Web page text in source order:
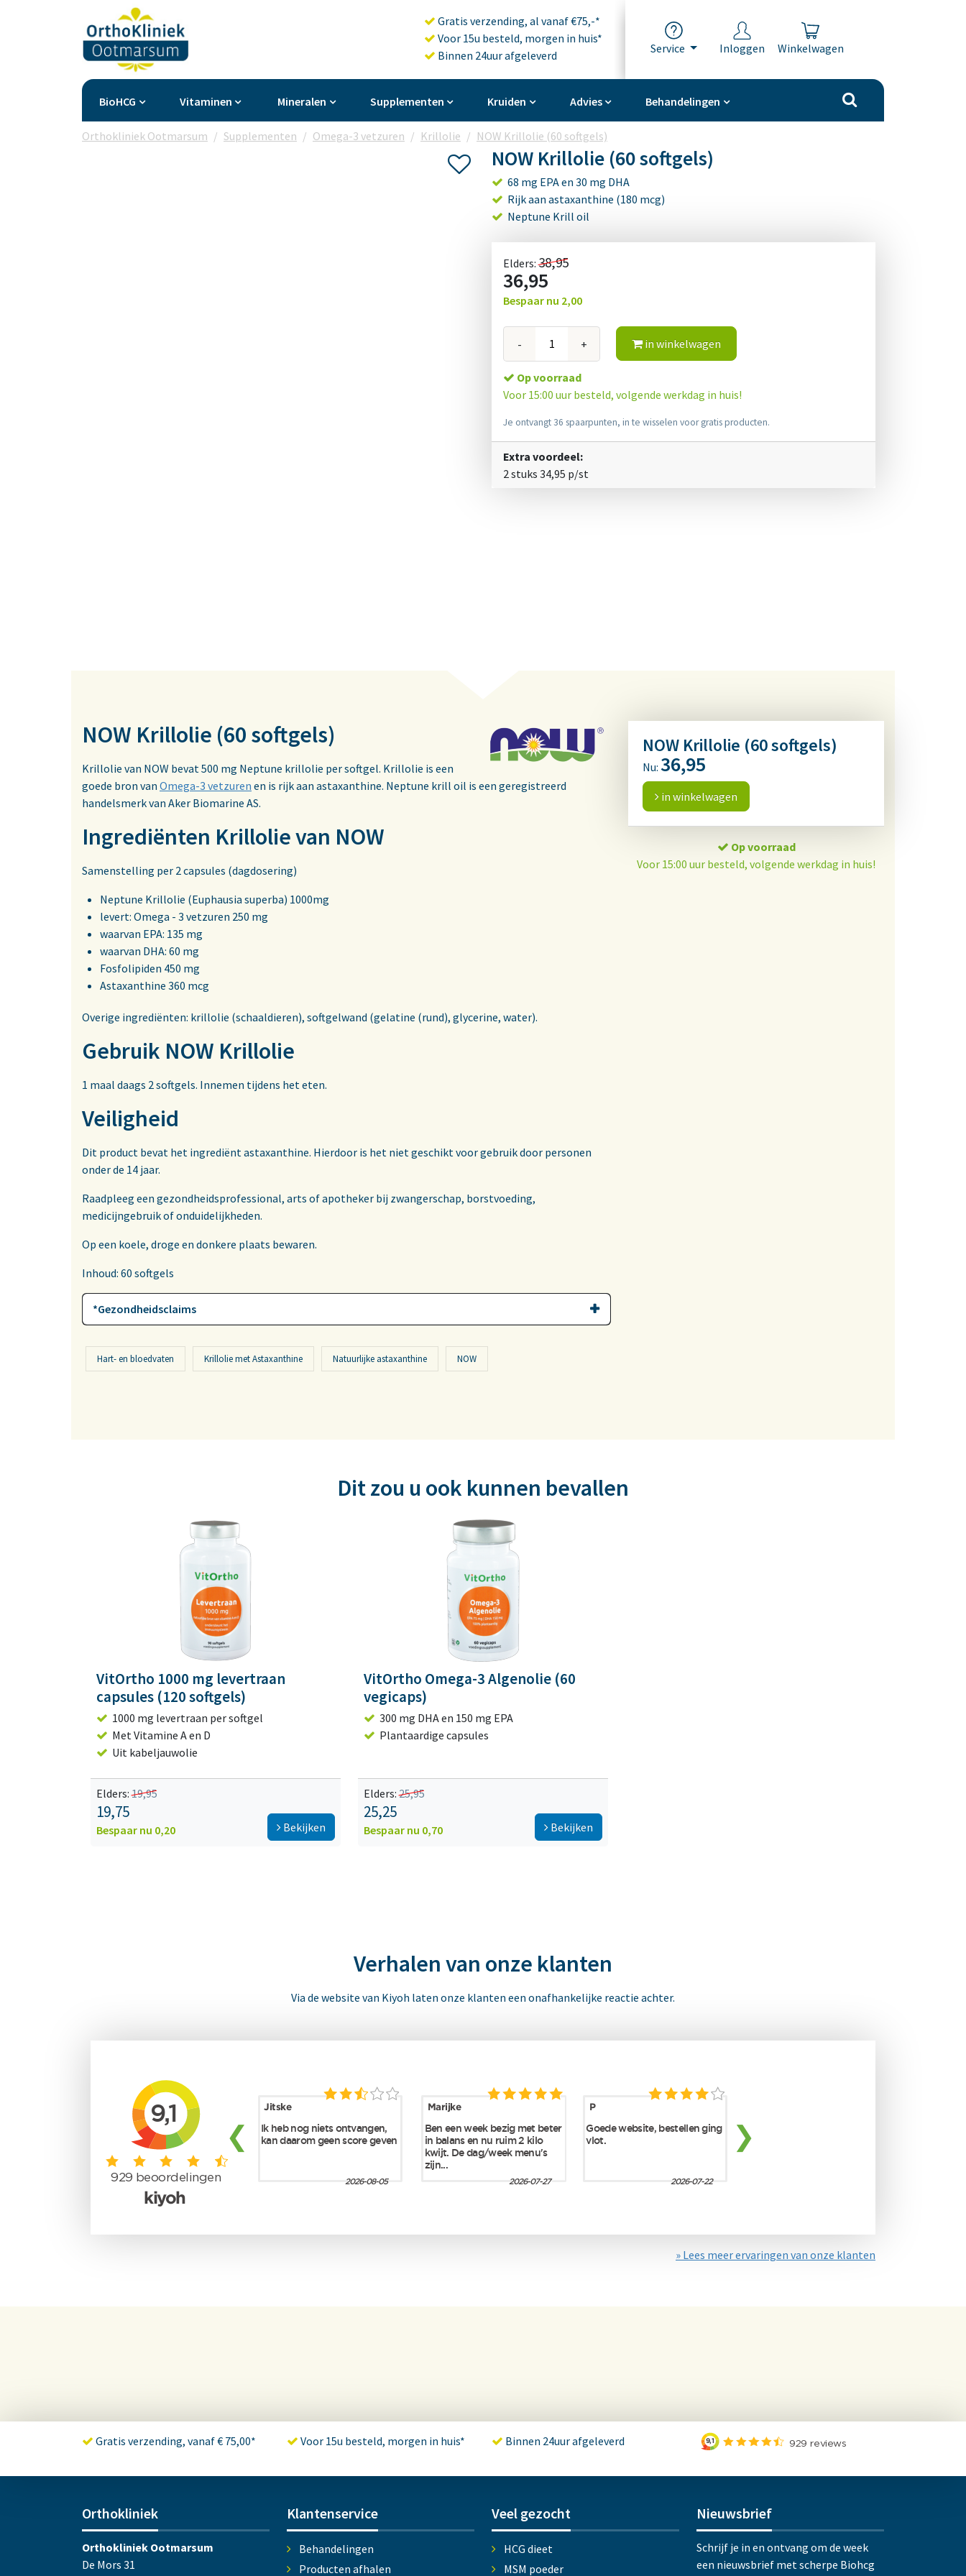
Service Inloggen Winkelwagen
Gratis verzending, al vanaf €75,-*
Voor 15u besteld, morgen in huis*
Binnen 24uur afgeleverd
BioHCG Vitaminen Mineralen Supplementen Kruiden Advies Behandelingen
Orthokliniek Ootmarsum Supplementen Omega-3 vetzuren Krillolie NOW Krillolie (60 softgels)
NOW Krillolie (60 softgels)
68 mg EPA en 30 mg DHA
Rijk aan astaxanthine (180 mcg)
Neptune Krill oil
Elders:38,95
36,95
Bespaar nu 2,00
- + in winkelwagen
Op voorraad
Voor 15:00 uur besteld, volgende werkdag in huis!
Je ontvangt 36 spaarpunten, in te wisselen voor gratis producten.
Extra voordeel:
2 stuks 34,95 p/st
NOW Krillolie (60 softgels)
Krillolie van NOW bevat 500 mg Neptune krillolie per softgel. Krillolie is een
goede bron van Omega-3 vetzuren en is rijk aan astaxanthine. Neptune krill oil is een geregistreerd
handelsmerk van Aker Biomarine AS.
Ingrediënten Krillolie van NOW
Samenstelling per 2 capsules (dagdosering)
Neptune Krillolie (Euphausia superba) 1000mg
levert: Omega - 3 vetzuren 250 mg
waarvan EPA: 135 mg
waarvan DHA: 60 mg
Fosfolipiden 450 mg
Astaxanthine 360 mcg
Overige ingrediënten: krillolie (schaaldieren), softgelwand (gelatine (rund), glycerine, water).
Gebruik NOW Krillolie
1 maal daags 2 softgels. Innemen tijdens het eten.
Veiligheid
Dit product bevat het ingrediënt astaxanthine. Hierdoor is het niet geschikt voor gebruik door personen
onder de 14 jaar.
Raadpleeg een gezondheidsprofessional, arts of apotheker bij zwangerschap, borstvoeding,
medicijngebruik of onduidelijkheden.
Op een koele, droge en donkere plaats bewaren.
Inhoud: 60 softgels
*Gezondheidsclaims
Hart- en bloedvaten Krillolie met Astaxanthine Natuurlijke astaxanthine NOW
NOW Krillolie (60 softgels)
Nu: 36,95
in winkelwagen
Op voorraad
Voor 15:00 uur besteld, volgende werkdag in huis!
Dit zou u ook kunnen bevallen
VitOrtho 1000 mg levertraan
capsules (120 softgels)
1000 mg levertraan per softgel
Met Vitamine A en D
Uit kabeljauwolie
Elders:19,95
19,75
Bespaar nu 0,20 Bekijken
VitOrtho Omega-3 Algenolie (60
vegicaps)
300 mg DHA en 150 mg EPA
Plantaardige capsules
Elders:25,95
25,25
Bespaar nu 0,70 Bekijken
Verhalen van onze klanten
Via de website van Kiyoh laten onze klanten een onafhankelijke reactie achter.
» Lees meer ervaringen van onze klanten
Gratis verzending, vanaf € 75,00* Voor 15u besteld, morgen in huis* Binnen 24uur afgeleverd
Orthokliniek
Orthokliniek Ootmarsum
De Mors 31
Klantenservice
Behandelingen
Producten afhalen
Veel gezocht
HCG dieet
MSM poeder
Nieuwsbrief
Schrijf je in en ontvang om de week
een nieuwsbrief met scherpe Biohcg